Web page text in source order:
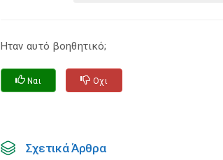
Ηταν αυτό βοηθητικό;
Ναι Οχι
Σχετικά Άρθρα